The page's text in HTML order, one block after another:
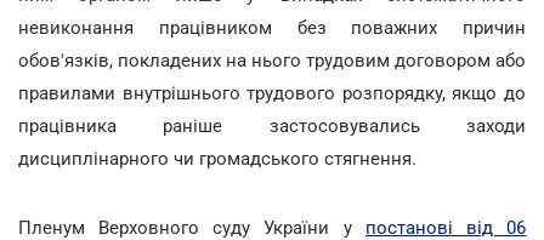
невиконання працівником без поважних причин
обов'язків, покладених на нього трудовим договором або
правилами внутрішнього трудового розпорядку, якщо до
працівника раніше застосовувались заходи
дисциплінарного чи громадського стягнення.
Пленум Верховного суду України у постанові від 06